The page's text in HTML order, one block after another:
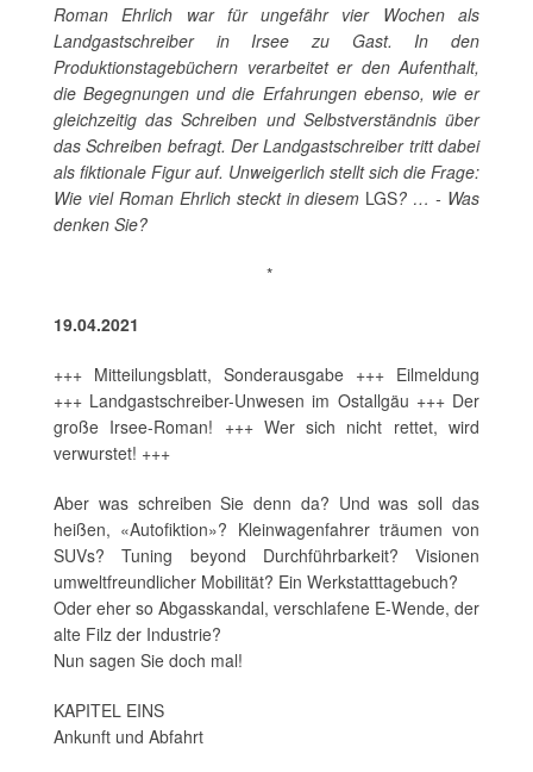
Roman Ehrlich war für ungefähr vier Wochen als
Landgastschreiber in Irsee zu Gast. In den
Produktionstagebüchern verarbeitet er den Aufenthalt,
die Begegnungen und die Erfahrungen ebenso, wie er
gleichzeitig das Schreiben und Selbstverständnis über
das Schreiben befragt. Der Landgastschreiber tritt dabei
als fiktionale Figur auf. Unweigerlich stellt sich die Frage:
Wie viel Roman Ehrlich steckt in diesem LGS? … - Was
denken Sie?
*
19.04.2021
+++ Mitteilungsblatt, Sonderausgabe +++ Eilmeldung
+++ Landgastschreiber-Unwesen im Ostallgäu +++ Der
große Irsee-Roman! +++ Wer sich nicht rettet, wird
verwurstet! +++
Aber was schreiben Sie denn da? Und was soll das
heißen, «Autofiktion»? Kleinwagenfahrer träumen von
SUVs? Tuning beyond Durchführbarkeit? Visionen
umweltfreundlicher Mobilität? Ein Werkstatttagebuch?
Oder eher so Abgasskandal, verschlafene E-Wende, der
alte Filz der Industrie?
Nun sagen Sie doch mal!
KAPITEL EINS
Ankunft und Abfahrt